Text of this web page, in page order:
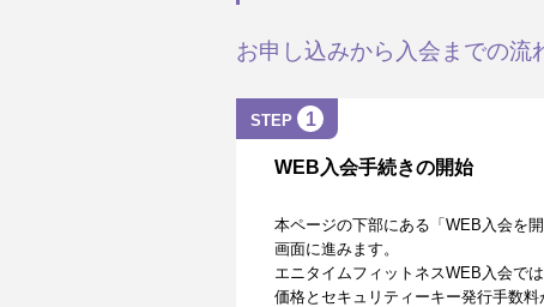
お申し込みから入会までの流
STEP 1
WEB入会手続きの開始
本ページの下部にある「WEB入会を
画面に進みます。
エニタイムフィットネスWEB入会で
価格とセキュリティーキー発行手数料